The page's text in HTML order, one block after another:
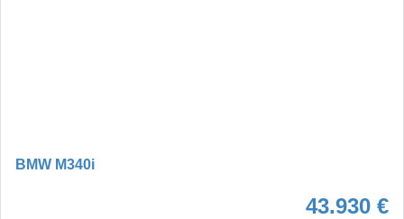
BMW M340i
43.930 €